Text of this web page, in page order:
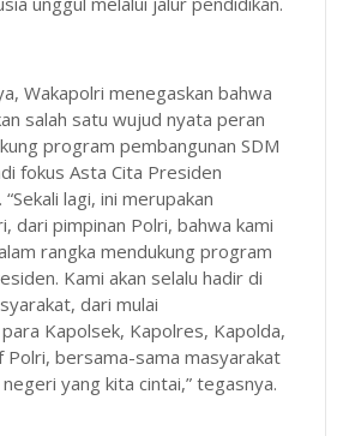
Wakapolri menegaskan bahwa
salah satu wujud nyata peran
program pembangunan SDM
fokus Asta Cita Presiden
lagi, ini merupakan
dari pimpinan Polri, bahwa kami
rangka mendukung program
Kami akan selalu hadir di
dari mulai
Kapolsek, Kapolres, Kapolda,
Polri, bersama-sama masyarakat
yang kita cintai,” tegasnya.